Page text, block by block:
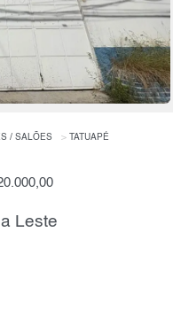
/ SALÕES TATUAPÉ
Leste